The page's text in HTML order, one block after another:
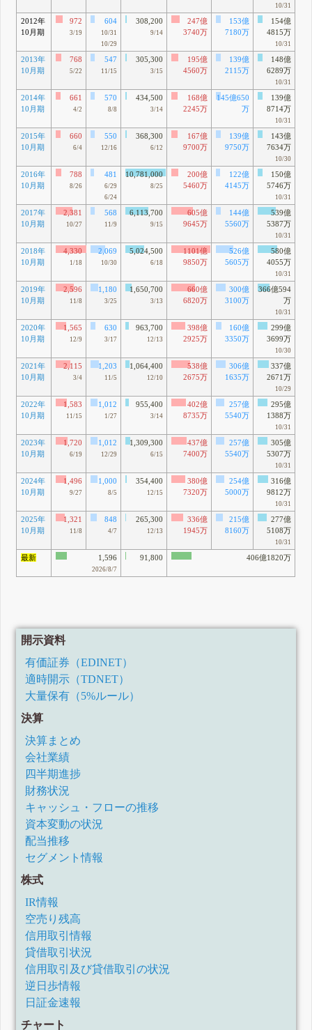
10/31
2012年
10月期
972
3/19
604
10/31
10/29
308,200
9/14
247億
3740万
153億
7180万
154億
4815万
10/31
2013年
10月期
768
5/22
547
11/15
305,300
3/15
195億
4560万
139億
2115万
148億
6289万
10/31
2014年
10月期
661
4/2
570
8/8
434,500
3/14
168億
2245万
145億650
万
139億
8714万
10/31
2015年
10月期
660
6/4
550
12/16
368,300
6/12
167億
9700万
139億
9750万
143億
7634万
10/30
2016年
10月期
788
8/26
481
6/29
6/24
10,781,000
8/25
200億
5460万
122億
4145万
150億
5746万
10/31
2017年
10月期
2,381
10/27
568
11/9
6,113,700
9/15
605億
9645万
144億
5560万
539億
5387万
10/31
2018年
10月期
4,330
1/18
2,069
10/30
5,024,500
6/18
1101億
9850万
526億
5605万
580億
4055万
10/31
2019年
10月期
2,596
11/8
1,180
3/25
1,650,700
3/13
660億
6820万
300億
3100万
366億594
万
10/31
2020年
10月期
1,565
12/9
630
3/17
963,700
12/13
398億
2925万
160億
3350万
299億
3699万
10/30
2021年
10月期
2,115
3/4
1,203
11/5
1,064,400
12/10
538億
2675万
306億
1635万
337億
2671万
10/29
2022年
10月期
1,583
11/15
1,012
1/27
955,400
3/14
402億
8735万
257億
5540万
295億
1388万
10/31
2023年
10月期
1,720
6/19
1,012
12/29
1,309,300
6/15
437億
7400万
257億
5540万
305億
5307万
10/31
2024年
10月期
1,496
9/27
1,000
8/5
354,400
12/15
380億
7320万
254億
5000万
316億
9812万
10/31
2025年
10月期
1,321
11/8
848
4/7
265,300
12/13
336億
1945万
215億
8160万
277億
5108万
10/31
最新 1,596
2026/8/7
91,800 406億1820万
開示資料
有価証券（EDINET）
適時開示（TDNET）
大量保有（5%ルール）
決算
決算まとめ
会社業績
四半期進捗
財務状況
キャッシュ・フローの推移
資本変動の状況
配当推移
セグメント情報
株式
IR情報
空売り残高
信用取引情報
貸借取引状況
信用取引及び貸借取引の状況
逆日歩情報
日証金速報
チャート